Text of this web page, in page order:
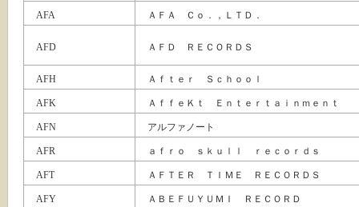
AFA ＡＦＡ Ｃｏ．，ＬＴＤ．
AFD ＡＦＤ ＲＥＣＯＲＤＳ
AFH Ａｆｔｅｒ Ｓｃｈｏｏｌ
AFK ＡｆｆｅＫｔ Ｅｎｔｅｒｔａｉｎｍｅｎｔ
AFN アルファノート
AFR ａｆｒｏ ｓｋｕｌｌ ｒｅｃｏｒｄｓ
AFT ＡＦＴＥＲ ＴＩＭＥ ＲＥＣＯＲＤＳ
AFY ＡＢＥＦＵＹＵＭＩ ＲＥＣＯＲＤ